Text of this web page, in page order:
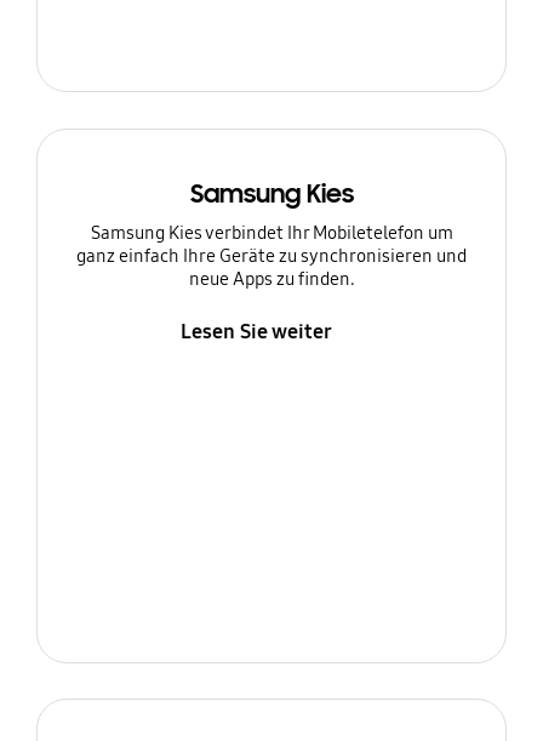
Samsung Kies
Samsung Kies verbindet Ihr Mobiletelefon um
ganz einfach Ihre Geräte zu synchronisieren und
neue Apps zu finden.
Lesen Sie weiter